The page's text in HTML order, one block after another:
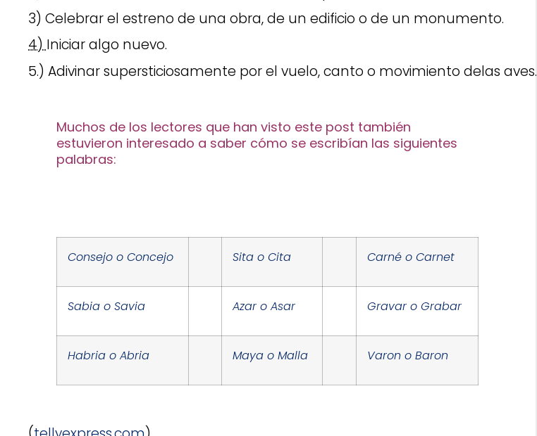
3) Celebrar el estreno de una obra, de un edificio o de un monumento.
4)Iniciar algo nuevo.
5.) Adivinar supersticiosamente por el vuelo, canto o movimiento delas aves.
Muchos de los lectores que han visto este post también
estuvieron interesado a saber cómo se escribían las siguientes
palabras:
Consejo o Concejo Sita o Cita Carné o Carnet
Sabia o Savia Azar o Asar Gravar o Grabar
Habria o Abria Maya o Malla Varon o Baron